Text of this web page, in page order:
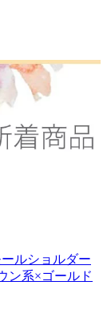
ルショルダー
ン系×ゴールド